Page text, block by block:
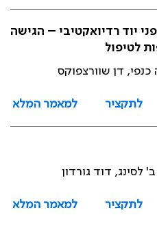
יוד רדיואקטיבי – הגישה
לטיפול
כנפי, דן שוורצפוקס
לתקציר
למאמר המלא
לסינג, דוד גורדון
לתקציר
למאמר המלא